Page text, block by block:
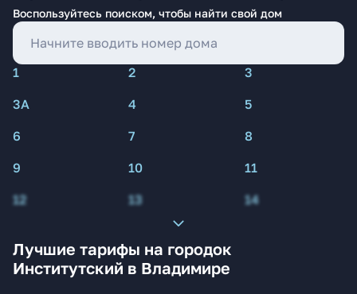
Воспользуйтесь поиском, чтобы найти свой дом
1 2
3
3А
4
5
6
7
8
9
10
11
12
13 14
Лучшие тарифы на городок
Институтский в Владимире